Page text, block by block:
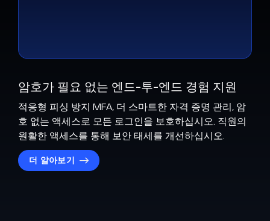
암호가 필요 없는 엔드-투-엔드 경험 지원
적응형 피싱 방지 MFA, 더 스마트한 자격 증명 관리, 암
호 없는 액세스로 모든 로그인을 보호하십시오. 직원의
원활한 액세스를 통해 보안 태세를 개선하십시오.
더 알아보기